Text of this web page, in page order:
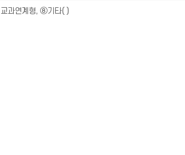
과연계형, ⑧기타( )